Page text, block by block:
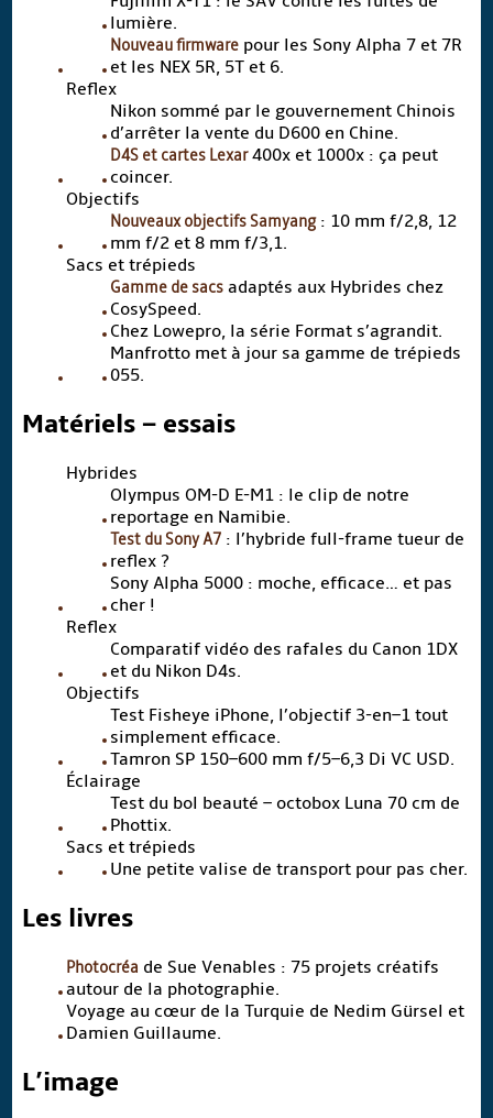
lumière.
Nouveau firmwarepour les Sony Alpha 7 et 7R
et les NEX 5R, 5T et 6.
Reflex
Nikon sommé par le gouvernement Chinois
d’arrêter la vente du D600 en Chine.
D4S et cartes Lexar400x et 1000x : ça peut
coincer.
Objectifs
Nouveaux objectifs Samyang: 10 mm f/2,8, 12
mm f/2 et 8 mm f/3,1.
Sacs et trépieds
Gamme de sacsadaptés aux Hybrides chez
CosySpeed.
Chez Lowepro, la série Format s’agrandit.
Manfrotto met à jour sa gamme de trépieds
055.
Matériels – essais
Hybrides
Olympus OM-D E-M1 : le clip de notre
reportage en Namibie.
Test du Sony A7: l’hybride full-frame tueur de
reflex ?
Sony Alpha 5000 : moche, efficace… et pas
cher !
Reflex
Comparatif vidéo des rafales du Canon 1DX
et du Nikon D4s.
Objectifs
Test Fisheye iPhone, l’objectif 3-en–1 tout
simplement efficace.
Tamron SP 150–600 mm f/5–6,3 Di VC USD.
Éclairage
Test du bol beauté – octobox Luna 70 cm de
Phottix.
Sacs et trépieds
Une petite valise de transport pour pas cher.
Les livres
Photocréa de Sue Venables : 75 projets créatifs
autour de la photographie.
Voyage au cœur de la Turquie de Nedim Gürsel et
Damien Guillaume.
L’image